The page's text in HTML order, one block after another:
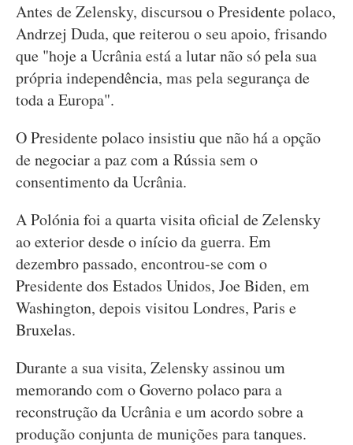
Antes de Zelensky, discursou o Presidente polaco,
Andrzej Duda, que reiterou o seu apoio, frisando
que "hoje a Ucrânia está a lutar não só pela sua
própria independência, mas pela segurança de
toda a Europa".
O Presidente polaco insistiu que não há a opção
de negociar a paz com a Rússia sem o
consentimento da Ucrânia.
A Polónia foi a quarta visita oficial de Zelensky
ao exterior desde o início da guerra. Em
dezembro passado, encontrou-se com o
Presidente dos Estados Unidos, Joe Biden, em
Washington, depois visitou Londres, Paris e
Bruxelas.
Durante a sua visita, Zelensky assinou um
memorando com o Governo polaco para a
reconstrução da Ucrânia e um acordo sobre a
produção conjunta de munições para tanques.